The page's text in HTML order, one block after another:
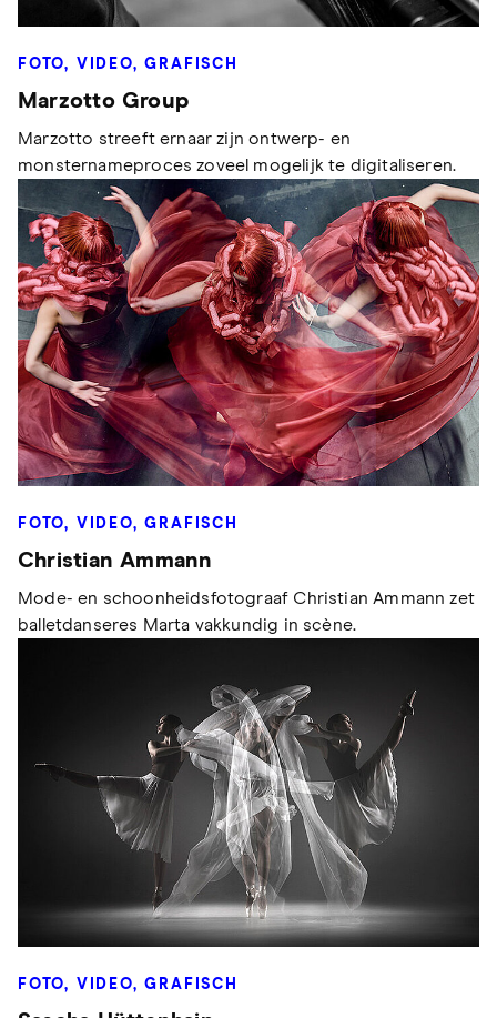
FOTO, VIDEO, GRAFISCH
Marzotto Group
Marzotto streeft ernaar zijn ontwerp- en
monsternameproces zoveel mogelijk te digitaliseren.
FOTO, VIDEO, GRAFISCH
Christian Ammann
Mode- en schoonheidsfotograaf Christian Ammann zet
balletdanseres Marta vakkundig in scène.
FOTO, VIDEO, GRAFISCH